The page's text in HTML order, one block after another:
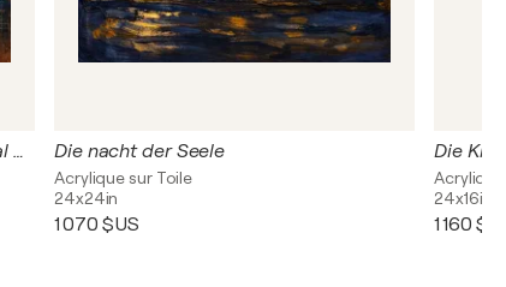
City unter Flammen der Kunst (Orginal Werk) limitiert Die nacht der Seele
Acrylique sur Toile
24x24in
1 070 $US
24x16in
1 160